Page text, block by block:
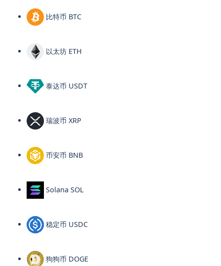
比特币 BTC
以太坊 ETH
泰达币 USDT
瑞波币 XRP
币安币 BNB
Solana SOL
稳定币 USDC
狗狗币 DOGE